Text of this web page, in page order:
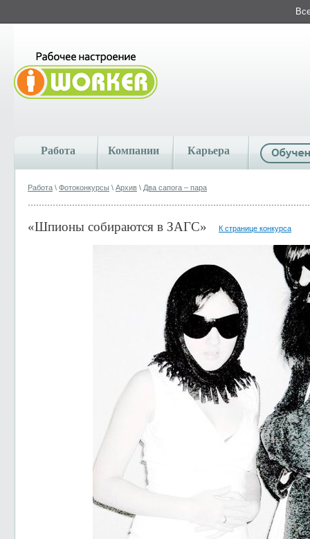
Работа Компании Карьера
Работа \ Фотоконкурсы \ Архив \ Два сапога – пара
«Шпионы собираются в ЗАГС» К странице конкурса